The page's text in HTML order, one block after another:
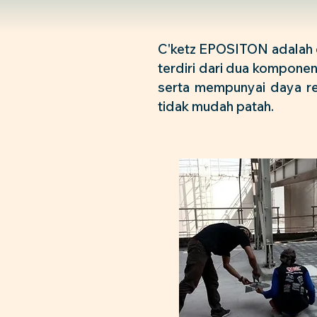
C'ketz EPOSITON
terdiri dari dua
serta mempunyai daya
tidak mudah patah.